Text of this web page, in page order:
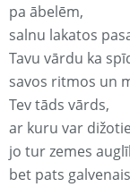
pa ābelēm,
salnu lakatos
Tavu vārdu ka
savos ritmos un
Tev tāds vārds,
ar kuru var
jo tur zemes
bet pats